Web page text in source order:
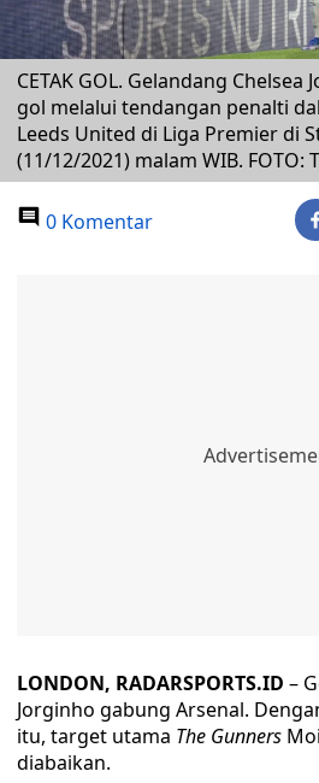
CETAK GOL. Gelandang
gol melalui tendangan penalti
Leeds United di Liga Premier di
(11/12/2021) malam WIB. FOTO:
0 Komentar
LONDON, RADARSPORTS.ID –
Jorginho gabung Arsenal.
itu, target utama The Gunners
diabaikan.